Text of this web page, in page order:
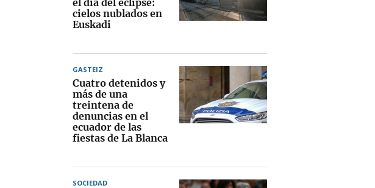
cielos nublados en
Euskadi
GASTEIZ
Cuatro detenidos y
más de una
treintena de
denuncias en el
ecuador de las
fiestas de La Blanca
SOCIEDAD